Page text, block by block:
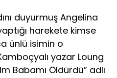
duyurmuş Angelina
harekete kimse
ünlü isimin o
yazar Loung
Babamı Öldürdü” adlı